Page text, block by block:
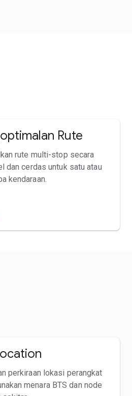
Rute
rute multi-stop secara
dan cerdas untuk satu atau
kendaraan.
perkiraan lokasi perangkat
menara BTS dan node